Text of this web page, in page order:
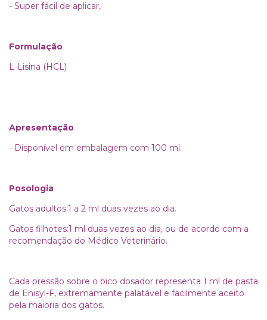
- Super fácil de aplicar,
Formulação
L-Lisina (HCL)
Apresentação
- Disponível em embalagem com 100 ml.
Posologia
Gatos adultos:1 a 2 ml duas vezes ao dia.
Gatos filhotes:1 ml duas vezes ao dia, ou de acordo com a
recomendação do Médico Veterinário.
Cada pressão sobre o bico dosador representa 1 ml de pasta
de Enisyl-F, extremamente palatável e facilmente aceito
pela maioria dos gatos.